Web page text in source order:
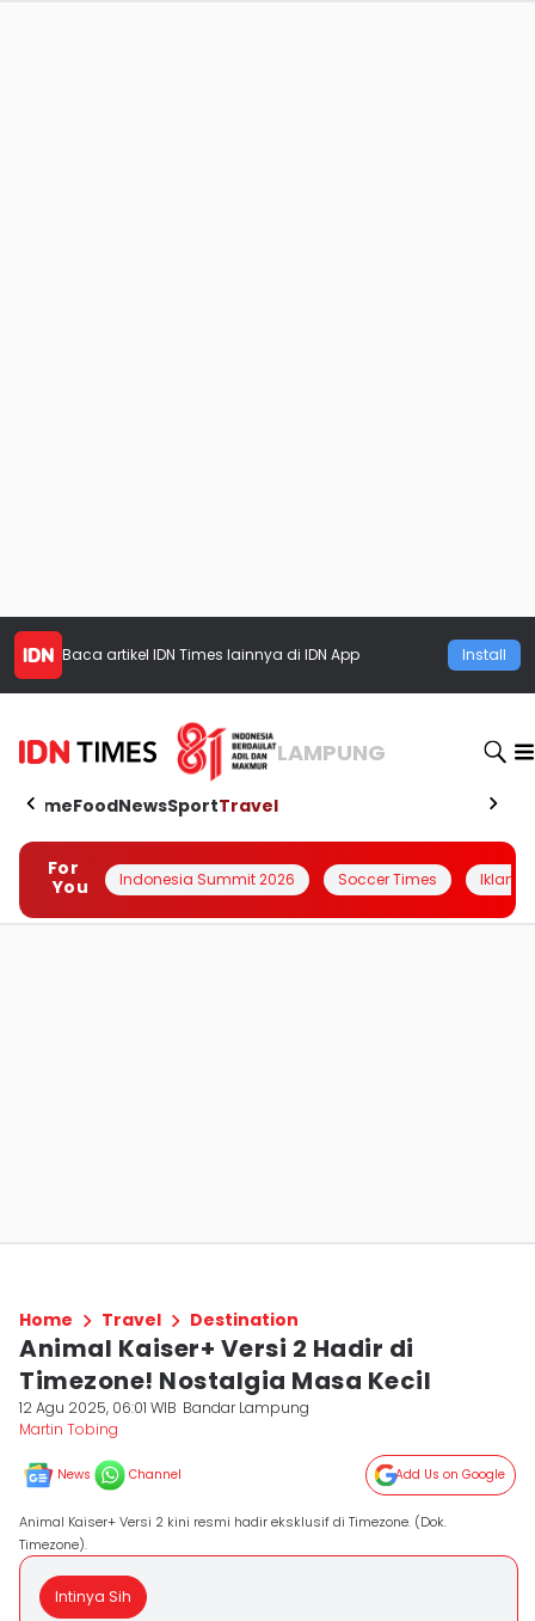
Baca artikel IDN Times lainnya di IDN App Install
LAMPUNG
HomeFoodNewsSportTravel
For
You
Indonesia Summit 2026 Soccer Times Iklanin
Home Travel Destination
Animal Kaiser+ Versi 2 Hadir di
Timezone! Nostalgia Masa Kecil
12 Agu 2025, 06:01 WIB Bandar Lampung
Martin Tobing
News Channel Add Us on Google
Animal Kaiser+ Versi 2 kini resmi hadir eksklusif di Timezone. (Dok.
Timezone).
Intinya Sih